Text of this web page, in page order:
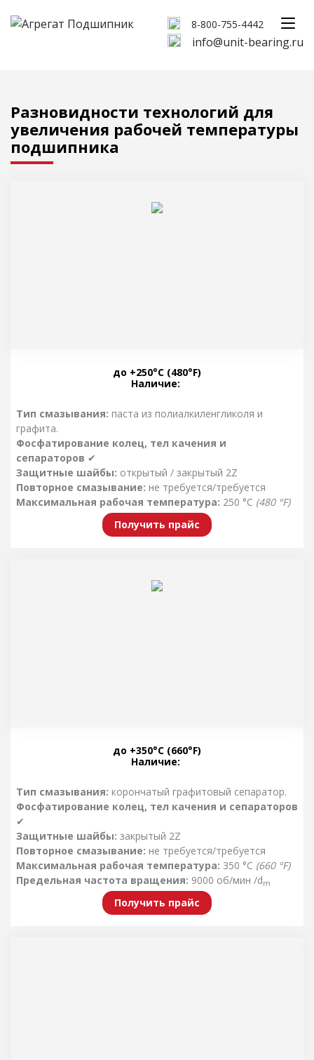
8-800-755-4442
info@unit-bearing.ru
Разновидности технологий для
увеличения рабочей температуры
подшипника
до +250°C (480°F)
Наличие:
Тип смазывания: паста из полиалкиленгликоля и
графита.
Фосфатирование колец, тел качения и
сепараторов ✔
Защитные шайбы: открытый / закрытый 2Z
Повторное смазывание: не требуется/требуется
Максимальная рабочая температура: 250 °C (480 °F)
Предельная частота вращения:4500 об/мин /d
Получить прайс
до +350°C (660°F)
Наличие:
Тип смазывания: корончатый графитовый сепаратор.
Фосфатирование колец, тел качения и сепараторов
✔
Защитные шайбы: закрытый 2Z
Повторное смазывание: не требуется/требуется
Максимальная рабочая температура: 350 °C (660 °F)
Предельная частота вращения: 9000 об/мин /dm
NSK, SKF, BECO
Получить прайс